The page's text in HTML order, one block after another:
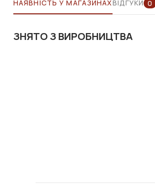
НАЯВНІСТЬ У МАГАЗИНАХВІДГУКИ 0
ЗНЯТО З ВИРОБНИЦТВА